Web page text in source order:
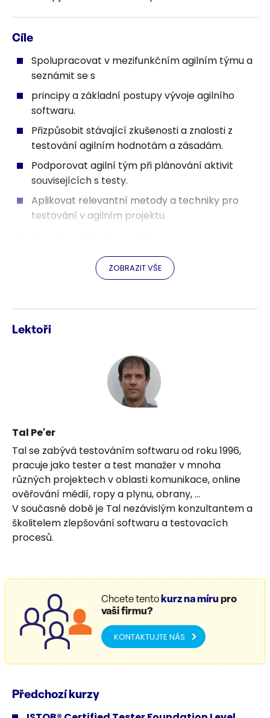
poskytovány při minimálním počtu 6 kandidátů
Cíle
Spolupracovat v mezifunkčním agilním týmu a
seznámit se s
principy a základní postupy vývoje agilního
softwaru.
Přizpůsobit stávající zkušenosti a znalosti z
testování agilním hodnotám a zásadám.
Podporovat agilní tým při plánování aktivit
souvisejících s testy.
Aplikovat relevantní metody a techniky pro
testování v agilním projektu.
Pomáhat obchodním partnerům při definování
ostatními členy týmu
komunikační styly a kanály.
Pochopit role a dovednosti testera v Agilních
Porozumět agilním testovacím technikám a
metodám.
Posoudit rizika kvality produktu v rámci agilního
projektu.
Odhadnout testovací úsilí na základě
iteračního obsahu a rizik kvality.
Efektivně využívat nástroje v agilních
projektech.
ZOBRAZIT VŠE
Lektoři
Tal Pe'er
Tal se zabývá testováním softwaru od roku 1996,
pracuje jako tester a test manažer v mnoha
různých projektech v oblasti komunikace, online
ověřování médií, ropy a plynu, obrany, ...
V současné době je Tal nezávislým konzultantem a
školitelem zlepšování softwaru a testovacích
procesů.
Chcete tento kurz na míru pro
vaši firmu?
KONTAKTUJTE NÁS
Předchozí kurzy